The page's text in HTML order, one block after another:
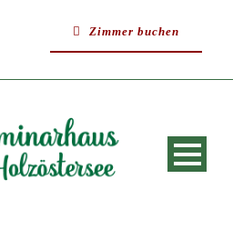
Zimmer buchen